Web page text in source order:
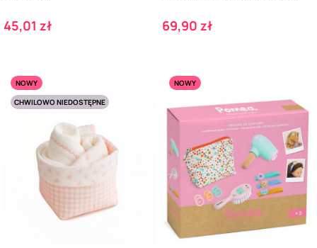
Cena
45,01 zł Cena
69,90 zł
NOWY
CHWILOWO NIEDOSTĘPNE
NOWY